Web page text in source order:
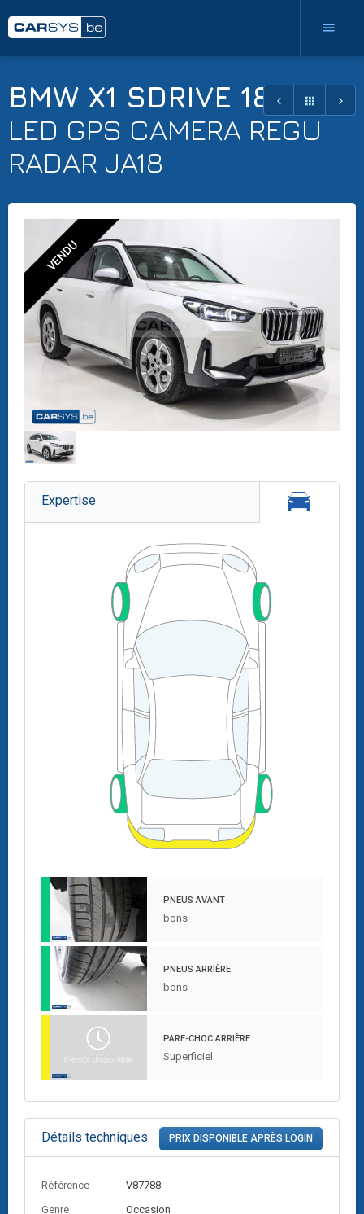
BMW X1 SDRIVE 18 IA
LED GPS CAMERA REGU
RADAR JA18
VENDU
Expertise
PNEUS AVANT
bons
PNEUS ARRIÈRE
bons
PARE-CHOC ARRIÈRE
Superficiel
Détails techniques PRIX DISPONIBLE APRÈS LOGIN
Référence
V87788
Genre
Occasion